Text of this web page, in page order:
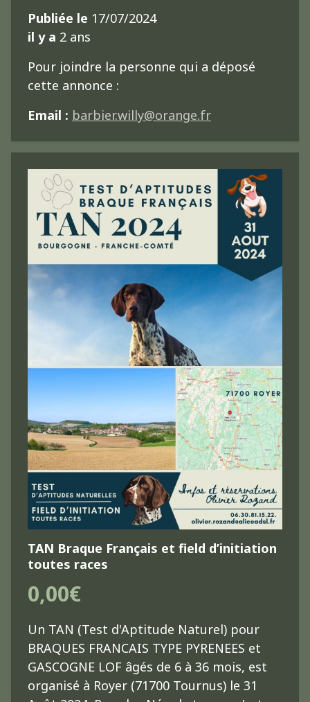
Publiée le 17/07/2024
il y a 2 ans
Pour joindre la personne qui a déposé
cette annonce :
Email : barbier.willy@orange.fr
TAN Braque Français et field d’initiation
toutes races
0,00€
Un TAN (Test d'Aptitude Naturel) pour
BRAQUES FRANCAIS TYPE PYRENEES et
GASCOGNE LOF âgés de 6 à 36 mois, est
organisé à Royer (71700 Tournus) le 31